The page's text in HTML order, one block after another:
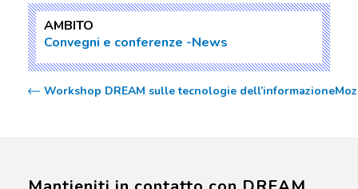
AMBITO
Convegni e conferenze News
Workshop DREAM sulle tecnologie dell’informazione